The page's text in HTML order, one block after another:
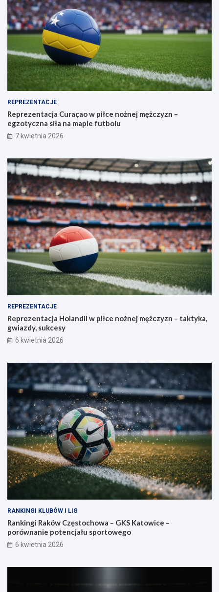
REPREZENTACJE
Reprezentacja Curaçao w piłce nożnej mężczyzn –
egzotyczna siła na mapie futbolu
7 kwietnia 2026
REPREZENTACJE
Reprezentacja Holandii w piłce nożnej mężczyzn – taktyka,
gwiazdy, sukcesy
6 kwietnia 2026
RANKINGI KLUBÓW I LIG
Rankingi Raków Częstochowa – GKS Katowice –
porównanie potencjału sportowego
6 kwietnia 2026